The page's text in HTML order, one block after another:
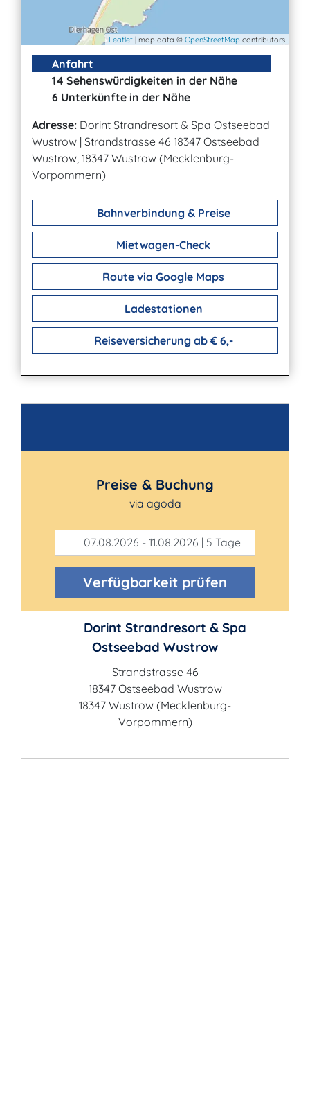
Leaflet | map data © OpenStreetMap contributors
Anfahrt
14 Sehenswürdigkeiten in der Nähe
6 Unterkünfte in der Nähe
Adresse: Dorint Strandresort & Spa Ostseebad
Wustrow | Strandstrasse 46 18347 Ostseebad
Wustrow, 18347 Wustrow (Mecklenburg-
Vorpommern)
Bahnverbindung & Preise
Mietwagen-Check
Route via Google Maps
Ladestationen
Reiseversicherung ab € 6,-
Preise & Buchung
via agoda
07.08.2026 - 11.08.2026 | 5 Tage
Verfügbarkeit prüfen
Dorint Strandresort & Spa
Ostseebad Wustrow
Strandstrasse 46
18347 Ostseebad Wustrow
18347 Wustrow (Mecklenburg-
Vorpommern)